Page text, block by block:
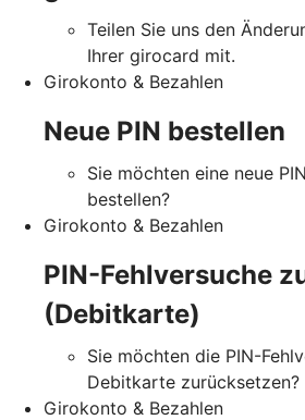
Teilen Sie uns den
Ihrer girocard mit.
Girokonto & Bezahlen
Neue PIN bestellen
Sie möchten eine neue
bestellen?
Girokonto & Bezahlen
PIN-Fehlversuche
(Debitkarte)
Sie möchten die PIN-
Debitkarte zurücksetzen?
Girokonto & Bezahlen